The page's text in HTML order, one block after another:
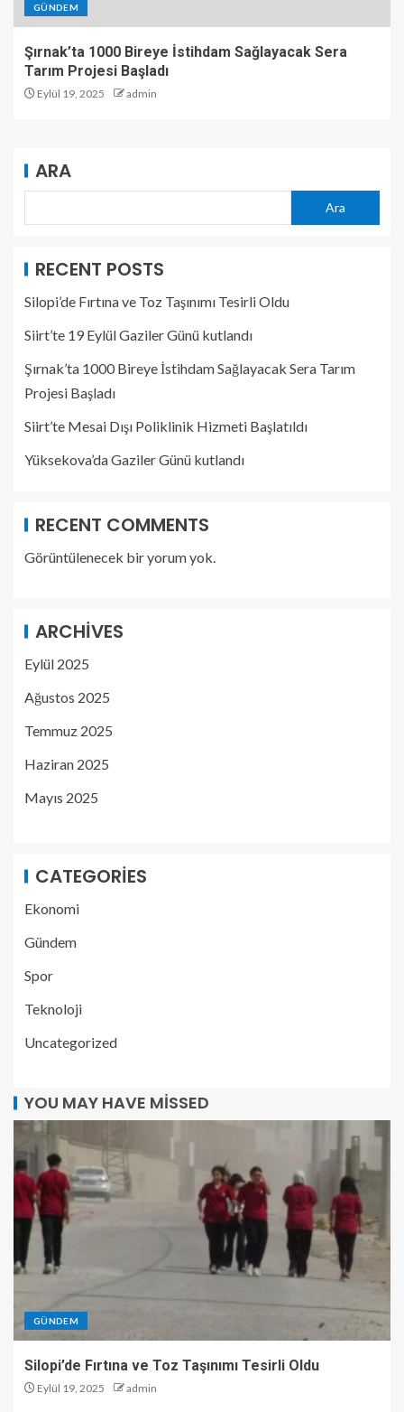
GÜNDEM
Şırnak’ta 1000 Bireye İstihdam Sağlayacak Sera
Tarım Projesi Başladı
Eylül 19, 2025 admin
ARA
Ara
RECENT POSTS
Silopi’de Fırtına ve Toz Taşınımı Tesirli Oldu
Siirt’te 19 Eylül Gaziler Günü kutlandı
Şırnak’ta 1000 Bireye İstihdam Sağlayacak Sera Tarım
Projesi Başladı
Siirt’te Mesai Dışı Poliklinik Hizmeti Başlatıldı
Yüksekova’da Gaziler Günü kutlandı
RECENT COMMENTS
Görüntülenecek bir yorum yok.
ARCHIVES
Eylül 2025
Ağustos 2025
Temmuz 2025
Haziran 2025
Mayıs 2025
CATEGORIES
Ekonomi
Gündem
Spor
Teknoloji
Uncategorized
YOU MAY HAVE MISSED
GÜNDEM
Silopi’de Fırtına ve Toz Taşınımı Tesirli Oldu
Eylül 19, 2025 admin